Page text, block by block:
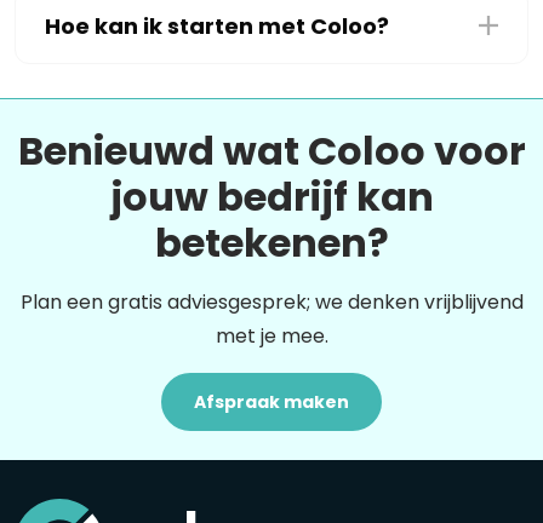
Hoe kan ik starten met Coloo?
Benieuwd wat Coloo voor
jouw bedrijf kan
betekenen?
Plan een gratis adviesgesprek; we denken vrijblijvend
met je mee.
Afspraak maken